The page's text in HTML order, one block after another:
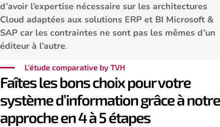
d’avoir l’expertise nécessaire sur les architectures
Cloud adaptées aux solutions ERP et BI Microsoft &
SAP car les contraintes ne sont pas les mêmes d’un
éditeur à l’autre.
L’étude comparative by TVH
Faîtes les bons choix pour votre
système d’information grâce à notre
approche en 4 à 5 étapes